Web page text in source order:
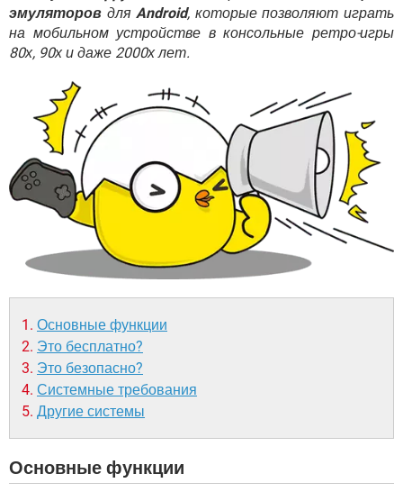
YANDEX
эмуляторов дляAndroid, которые позволяют играть
на мобильном устройстве в консольные ретро-игры
80х, 90х и даже 2000х лет.
Основные функции
Это бесплатно?
Это безопасно?
Системные требования
Другие системы
Основные функции